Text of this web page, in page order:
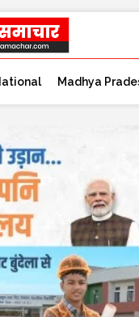
Madhya